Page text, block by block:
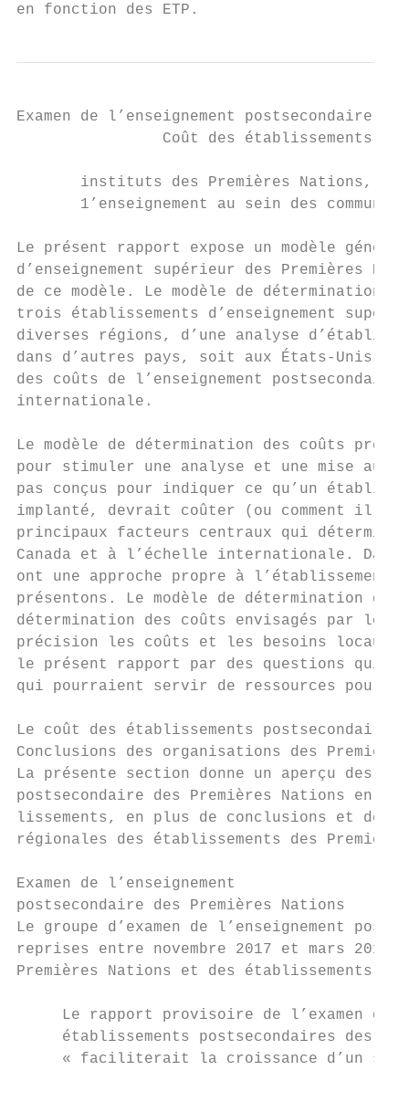
en fonction des ETP.
Examen de l’enseignement postsecondaire
                Coût des établissements
instituts des Premières Nations,
1’enseignement au sein des
Le présent rapport expose un modèle
d’enseignement supérieur des Premières
de ce modèle. Le modèle de détermination
trois établissements d’enseignement
diverses régions, d’une analyse
dans d’autres pays, soit aux États-Unis et
des coûts de l’enseignement
internationale.
Le modèle de détermination des coûts
pour stimuler une analyse et une mise au
pas conçus pour indiquer ce qu’un
implanté, devrait coûter (ou comment il
principaux facteurs centraux qui
Canada et à l’échelle internationale.
ont une approche propre à
présentons. Le modèle de détermination
détermination des coûts envisagés par les
précision les coûts et les besoins locaux,
le présent rapport par des questions qui
qui pourraient servir de ressources pour
Le coût des établissements
Conclusions des organisations des
La présente section donne un aperçu des
postsecondaire des Premières Nations en
lissements, en plus de conclusions et de
régionales des établissements des
Examen de l’enseignement
postsecondaire des Premières Nations
Le groupe d’examen de l’enseignement
reprises entre novembre 2017 et mars
Premières Nations et des établissements
Le rapport provisoire de l’examen
établissements postsecondaires des
« faciliterait la croissance d’un